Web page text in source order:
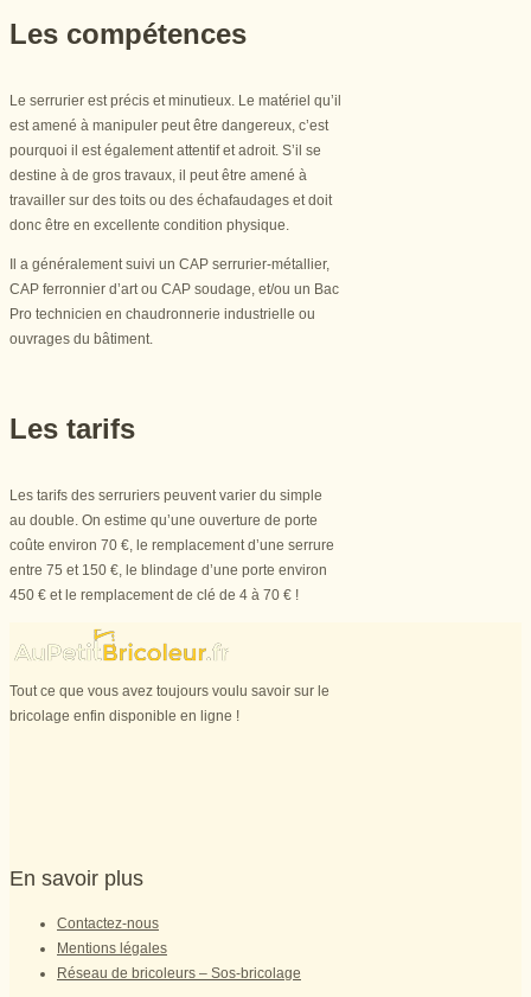
Les compétences
Le serrurier est précis et minutieux. Le matériel qu’il
est amené à manipuler peut être dangereux, c’est
pourquoi il est également attentif et adroit. S’il se
destine à de gros travaux, il peut être amené à
travailler sur des toits ou des échafaudages et doit
donc être en excellente condition physique.
Il a généralement suivi un CAP serrurier-métallier,
CAP ferronnier d’art ou CAP soudage, et/ou un Bac
Pro technicien en chaudronnerie industrielle ou
ouvrages du bâtiment.
Les tarifs
Les tarifs des serruriers peuvent varier du simple
au double. On estime qu’une ouverture de porte
coûte environ 70 €, le remplacement d’une serrure
entre 75 et 150 €, le blindage d’une porte environ
450 € et le remplacement de clé de 4 à 70 € !
Tout ce que vous avez toujours voulu savoir sur le
bricolage enfin disponible en ligne !
En savoir plus
Contactez-nous
Mentions légales
Réseau de bricoleurs – Sos-bricolage